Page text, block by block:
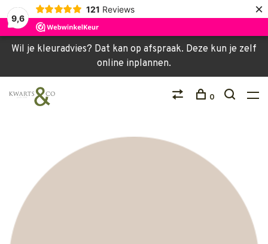
9,6
121 Reviews ×
Wil je kleuradvies? Dat kan op afspraak. Deze kun je zelf
online inplannen.
0